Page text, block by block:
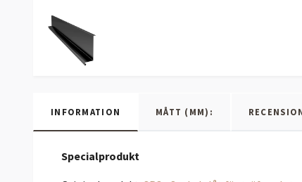
INFORMATION MÅTT (MM):
Specialprodukt